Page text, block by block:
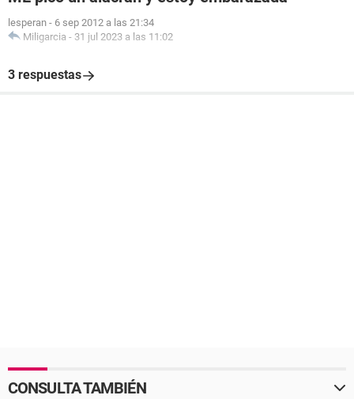
lesperan - 6 sep 2012 a las 21:34
Miligarcia - 31 jul 2023 a las 11:02
3 respuestas
CONSULTA TAMBIÉN